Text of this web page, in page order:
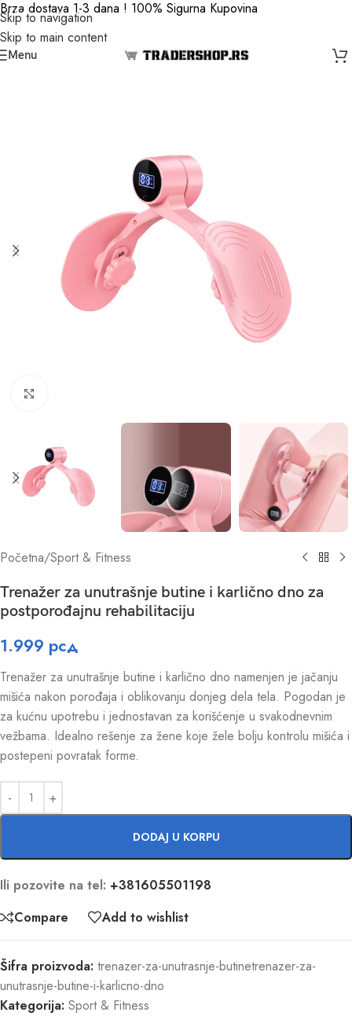
Skip to navigation
Skip to main content
Brza dostava 1-3 dana ! 100% Sigurna Kupovina
Menu
Početna/Sport & Fitness
Trenažer za unutrašnje butine i karlično dno za
postporođajnu rehabilitaciju
1.999 рсд
Trenažer za unutrašnje butine i karlično dno namenjen je jačanju
mišića nakon porođaja i oblikovanju donjeg dela tela. Pogodan je
za kućnu upotrebu i jednostavan za korišćenje u svakodnevnim
vežbama. Idealno rešenje za žene koje žele bolju kontrolu mišića i
postepeni povratak forme.
DODAJ U KORPU
Ili pozovite na tel: +381605501198
Compare
Add to wishlist
Šifra proizvoda: trenazer-za-unutrasnje-butinetrenazer-za-
unutrasnje-butine-i-karlicno-dno
Kategorija: Sport & Fitness